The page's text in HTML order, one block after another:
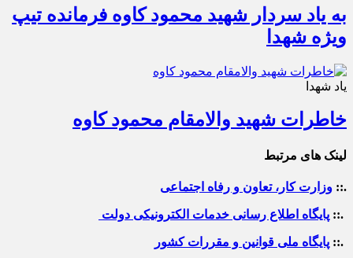
به یاد سردار شهید محمود کاوه فرمانده تیپ
ویژه شهدا
یاد شهدا
خاطرات شهید والامقام محمود کاوه‌
لینک های مرتبط
.:: وزارت کار، تعاون و رفاه اجتماعی
.:: پایگاه اطلاع رسانی خدمات الکترونیکی دولت
.:: پایگاه ملی قوانین و مقررات کشور